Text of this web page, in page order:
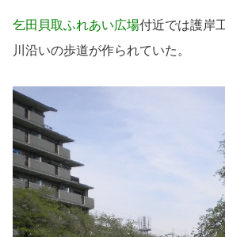
乞田貝取ふれあい広場付近では護岸
川沿いの歩道が作られていた。